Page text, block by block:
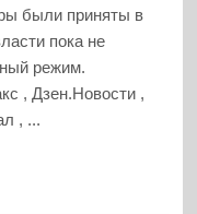
были приняты в
пока не
режим.
, Дзен.Новости ,
, ...